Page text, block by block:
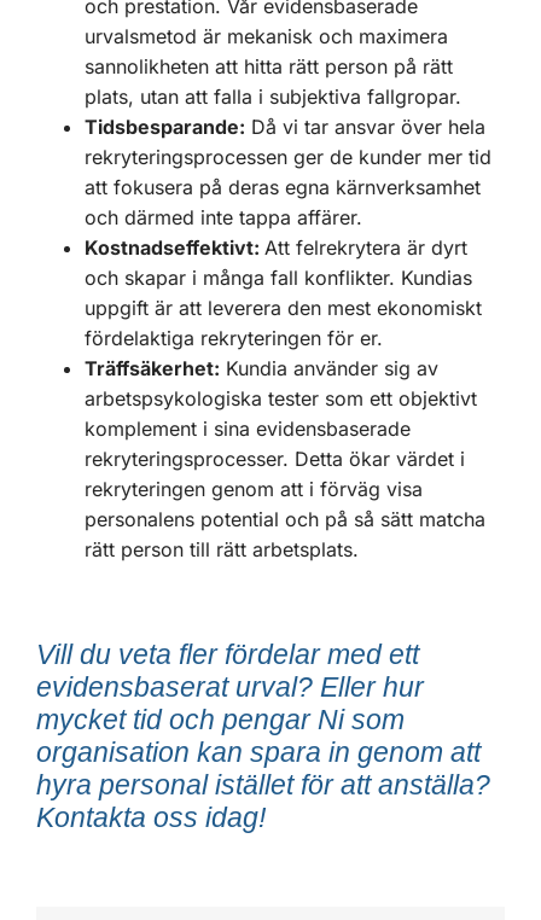
och prestation. Vår evidensbaserade
urvalsmetod är mekanisk och maximera
sannolikheten att hitta rätt person på rätt
plats, utan att falla i subjektiva fallgropar.
Tidsbesparande: Då vi tar ansvar över hela
rekryteringsprocessen ger de kunder mer tid
att fokusera på deras egna kärnverksamhet
och därmed inte tappa affärer.
Kostnadseffektivt: Att felrekrytera är dyrt
och skapar i många fall konflikter. Kundias
uppgift är att leverera den mest ekonomiskt
fördelaktiga rekryteringen för er.
Träffsäkerhet: Kundia använder sig av
arbetspsykologiska tester som ett objektivt
komplement i sina evidensbaserade
rekryteringsprocesser. Detta ökar värdet i
rekryteringen genom att i förväg visa
personalens potential och på så sätt matcha
rätt person till rätt arbetsplats.
Vill du veta fler fördelar med ett
evidensbaserat urval? Eller hur
mycket tid och pengar Ni som
organisation kan spara in genom att
hyra personal istället för att anställa?
Kontakta oss idag!